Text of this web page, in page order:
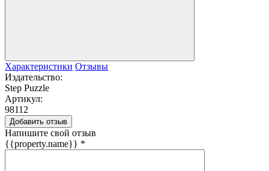
Характеристики Отзывы
Издательство:
Step Puzzle
Артикул:
98112
Добавить отзыв
Напишите свой отзыв
{{property.name}} *